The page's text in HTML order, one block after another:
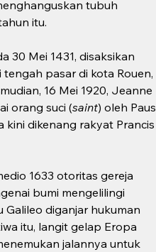
tubuh
itu.
30 Mei 1431, disaksikan
pasar di kota Rouen,
16 Mei 1920, Jeanne
orang suci (saint) oleh Paus
kini dikenang rakyat Prancis
1633 otoritas gereja
bumi mengelilingi
diganjar hukuman
itu, langit gelap Eropa
jalannya untuk